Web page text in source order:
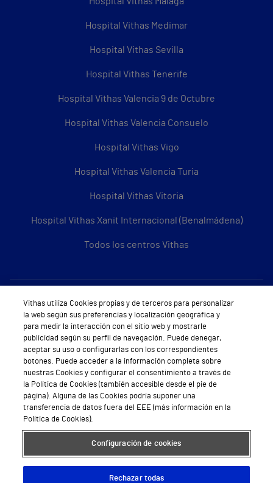
Hospital Vithas Medimar
Hospital Vithas Sevilla
Hospital Vithas Tenerife
Hospital Vithas Valencia 9 de Octubre
Hospital Vithas Valencia Consuelo
Hospital Vithas Vigo
Hospital Vithas Valencia Turia
Hospital Vithas Vitoria
Hospital Vithas Xanit Internacional (Benalmádena)
Todos los centros Vithas
Sobre Vithas
Quiénes somos
Trabajar en Vithas
Teléfono Cita Médica
Teléfono Atención al Cliente
Política de seguridad y salud en el trabajo
Conoce a Supervita
Vithas utiliza Cookies propias y de terceros para personalizar
la web según sus preferencias y localización geográfica y
para medir la interacción con el sitio web y mostrarle
publicidad según su perfil de navegación. Puede denegar,
aceptar su uso o configurarlas con los correspondientes
botones. Puede acceder a la información completa sobre
nuestras Cookies y configurar el consentimiento a través de
la Política de Cookies (también accesible desde el pie de
página). Alguna de las Cookies podría suponer una
transferencia de datos fuera del EEE (más información en la
Política de Cookies).
Configuración de cookies
Rechazar todas